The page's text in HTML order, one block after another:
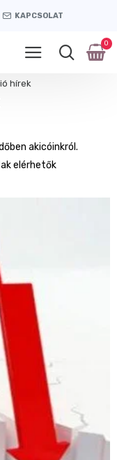
KAPCSOLAT
0
hírek
akicóinkról.
elérhetők